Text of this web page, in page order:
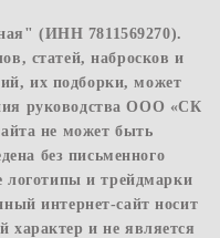
(ИНН 7811569270).
статей, набросков и
их подборки, может
руководства ООО «СК
не может быть
без письменного
логотипы и трейдмарки
интернет-сайт носит
и не является